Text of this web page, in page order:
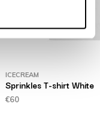
ICECREAM
Sprinkles T-shirt White
€60